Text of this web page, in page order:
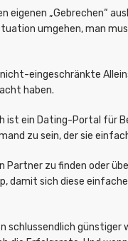
eigenen „Gebrechen“
umgehen, man
eingeschränkte
haben.
ist ein Dating-Portal für
zu sein, der sie
zu finden oder
damit sich diese
schlussendlich günstiger